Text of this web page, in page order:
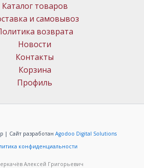
Каталог товаров
и самовывоз
возврата
Новости
Контакты
Корзина
Профиль
| Сайт разработан Agodoo Digital Solutions
конфиденциальности
Алексей Григорьевич